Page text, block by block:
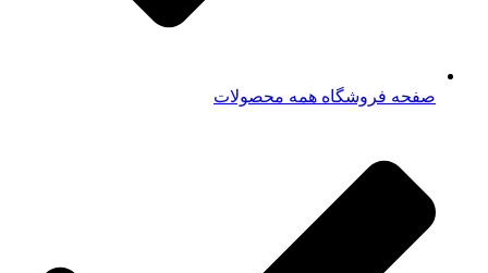
صفحه فروشگاه همه محصولات​